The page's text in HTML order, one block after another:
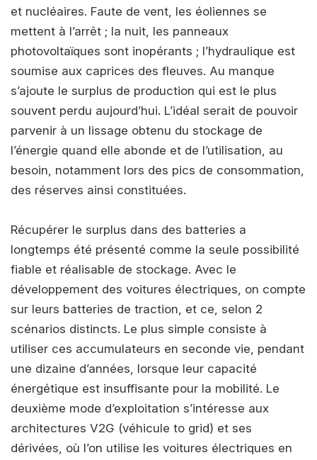
et nucléaires. Faute de vent, les éoliennes se
mettent à l’arrêt ; la nuit, les panneaux
photovoltaïques sont inopérants ; l’hydraulique est
soumise aux caprices des fleuves. Au manque
s’ajoute le surplus de production qui est le plus
souvent perdu aujourd’hui. L’idéal serait de pouvoir
parvenir à un lissage obtenu du stockage de
l’énergie quand elle abonde et de l’utilisation, au
besoin, notamment lors des pics de consommation,
des réserves ainsi constituées.
Récupérer le surplus dans des batteries a
longtemps été présenté comme la seule possibilité
fiable et réalisable de stockage. Avec le
développement des voitures électriques, on compte
sur leurs batteries de traction, et ce, selon 2
scénarios distincts. Le plus simple consiste à
utiliser ces accumulateurs en seconde vie, pendant
une dizaine d’années, lorsque leur capacité
énergétique est insuffisante pour la mobilité. Le
deuxième mode d’exploitation s’intéresse aux
architectures V2G (véhicule to grid) et ses
dérivées, où l’on utilise les voitures électriques en